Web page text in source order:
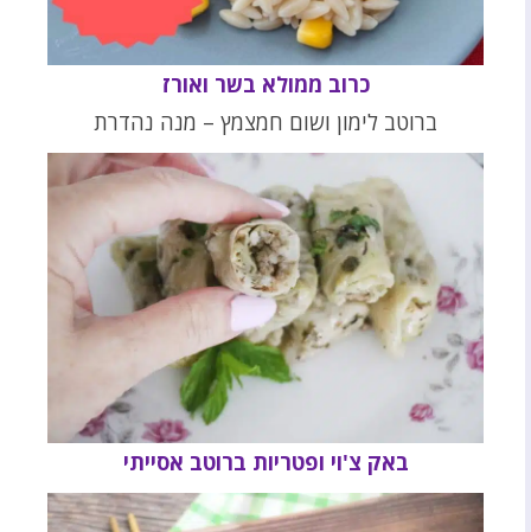
כרוב ממולא בשר ואורז
ברוטב לימון ושום חמצמץ – מנה נהדרת
באק צ'וי ופטריות ברוטב אסייתי